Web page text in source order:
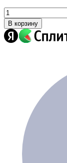
В корзину